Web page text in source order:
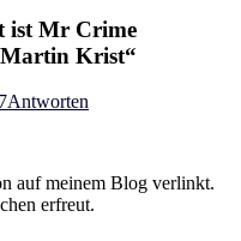
ist Mr Crime
Martin Krist“
Antworten
auf meinem Blog verlinkt.
erfreut.